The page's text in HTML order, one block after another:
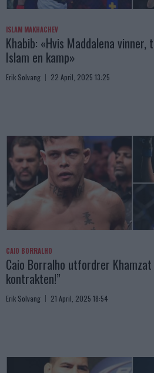
ISLAM MAKHACHEV
Khabib: «Hvis Maddalena
Islam en kamp»
Erik Solvang 22 April, 2025 13:25
CAIO BORRALHO
Caio Borralho utfordrer Khamzat
kontrakten!”
Erik Solvang 21 April, 2025 18:54